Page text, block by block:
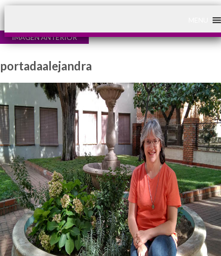
IMAGEN ANTERIOR
portadaalejandra